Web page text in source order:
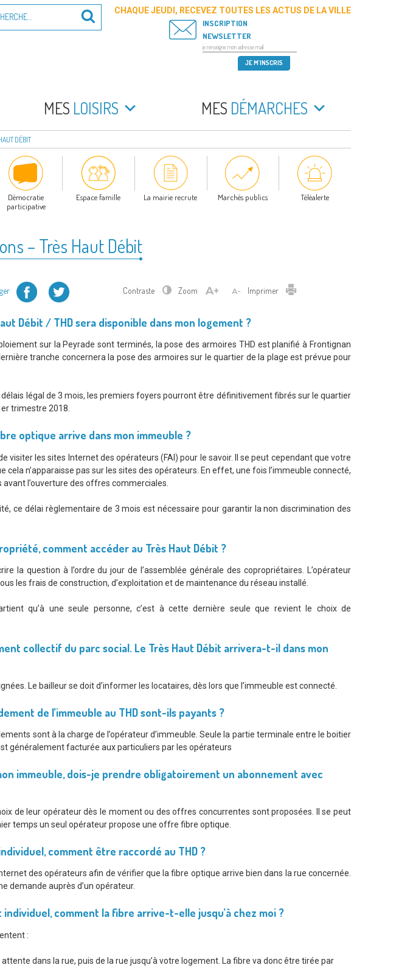
Recherche
CHAQUE JEUDI, RECEVEZ TOUTES LES ACTUS DE LA VILLE
INSCRIPTION
NEWSLETTER
MES LOISIRS MES DÉMARCHES
DÉBIT
Démocratie
participative
Espace famille La mairie recrute Marchés publics Téléalerte
– Très Haut Débit
Facebook Twitter Contraste Zoom Imprimer Imprimer
Débit / THD sera disponible dans mon logement ?
sur la Peyrade sont terminés, la pose des armoires THD est planifié à Frontignan
tranche concernera la pose des armoires sur le quartier de la plage est prévue pour
légal de 3 mois, les premiers foyers pourront être définitivement fibrés sur le quartier
trimestre 2018.
optique arrive dans mon immeuble ?
visiter les sites Internet des opérateurs (FAI) pour le savoir. Il se peut cependant que votre
cela n’apparaisse pas sur les sites des opérateurs. En effet, une fois l’immeuble connecté,
avant l’ouverture des offres commerciales.
ce délai règlementaire de 3 mois est nécessaire pour garantir la non discrimination des
comment accéder au Très Haut Débit ?
la question à l’ordre du jour de l’assemblée générale des copropriétaires. L’opérateur
les frais de construction, d’exploitation et de maintenance du réseau installé.
qu’à une seule personne, c’est à cette dernière seule que revient le choix de
collectif du parc social. Le Très Haut Débit arrivera-t-il dans mon
Le bailleur se doit d’informer les locataires, dès lors que l’immeuble est connecté.
de l’immeuble au THD sont-ils payants ?
sont à la charge de l’opérateur d’immeuble. Seule la partie terminale entre le boitier
généralement facturée aux particuliers par les opérateurs
immeuble, dois-je prendre obligatoirement un abonnement avec
de leur opérateur dès le moment ou des offres concurrentes sont proposées. Il se peut
temps un seul opérateur propose une offre fibre optique.
comment être raccordé au THD ?
des opérateurs afin de vérifier que la fibre optique arrive bien dans la rue concernée.
demande auprès d’un opérateur.
individuel, comment la fibre arrive-t-elle jusqu’à chez moi ?
:
dans la rue, puis de la rue jusqu’à votre logement. La fibre va donc être tirée par